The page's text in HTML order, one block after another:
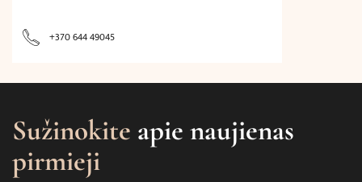
+370 644 49045
Sužinokite apie naujienas
pirmieji